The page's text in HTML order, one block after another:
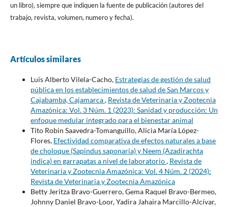
un libro), siempre que indiquen la fuente de publicación (autores del
trabajo, revista, volumen, numero y fecha).
Artículos similares
Luis Alberto Vilela-Cacho, Estrategias de gestión de salud
pública en los establecimientos de salud de San Marcos y
Cajabamba, Cajamarca, Revista de Veterinaria y Zootecnia
Amazónica: Vol. 3 Núm. 1 (2023): Sanidad y producción: Un
enfoque medular integrado para el bienestar animal
Tito Robin Saavedra-Tomanguillo, Alicia María López-
Flores, Efectividad comparativa de efectos naturales a base
de choloque (Sapindus saponaria) y Neem (Azadirachta
indica) en garrapatas a nivel de laboratorio, Revista de
Veterinaria y Zootecnia Amazónica: Vol. 4 Núm. 2 (2024):
Revista de Veterinaria y Zootecnia Amazónica
Betty Jeritza Bravo-Guerrero, Gema Raquel Bravo-Bermeo,
Johnny Daniel Bravo-Loor, Yadira Jahaira Marcillo-Alcívar,